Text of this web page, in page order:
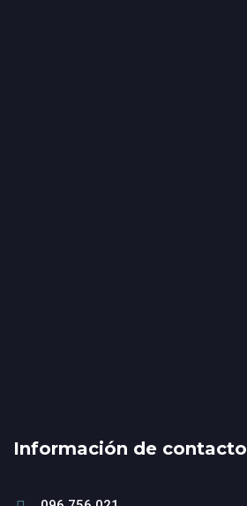
Información de contacto